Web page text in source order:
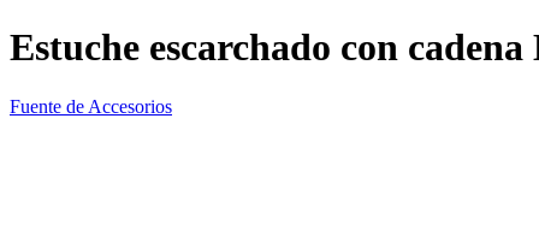
Estuche escarchado con
Fuente de Accesorios